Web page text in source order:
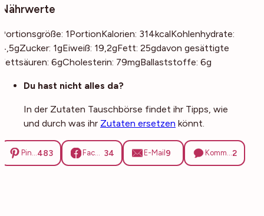
Nährwerte
Portionsgröße: 1PortionKalorien: 314kcalKohlenhydrate:
4,5gZucker: 1gEiweiß: 19,2gFett: 25gdavon gesättigte
Fettsäuren: 6gCholesterin: 79mgBallaststoffe: 6g
Du hast nicht alles da?
In der Zutaten Tauschbörse findet ihr Tipps, wie
und durch was ihr Zutaten ersetzen könnt.
Pinterest483 Facebook 34 E-Mail 9 Kommentare2